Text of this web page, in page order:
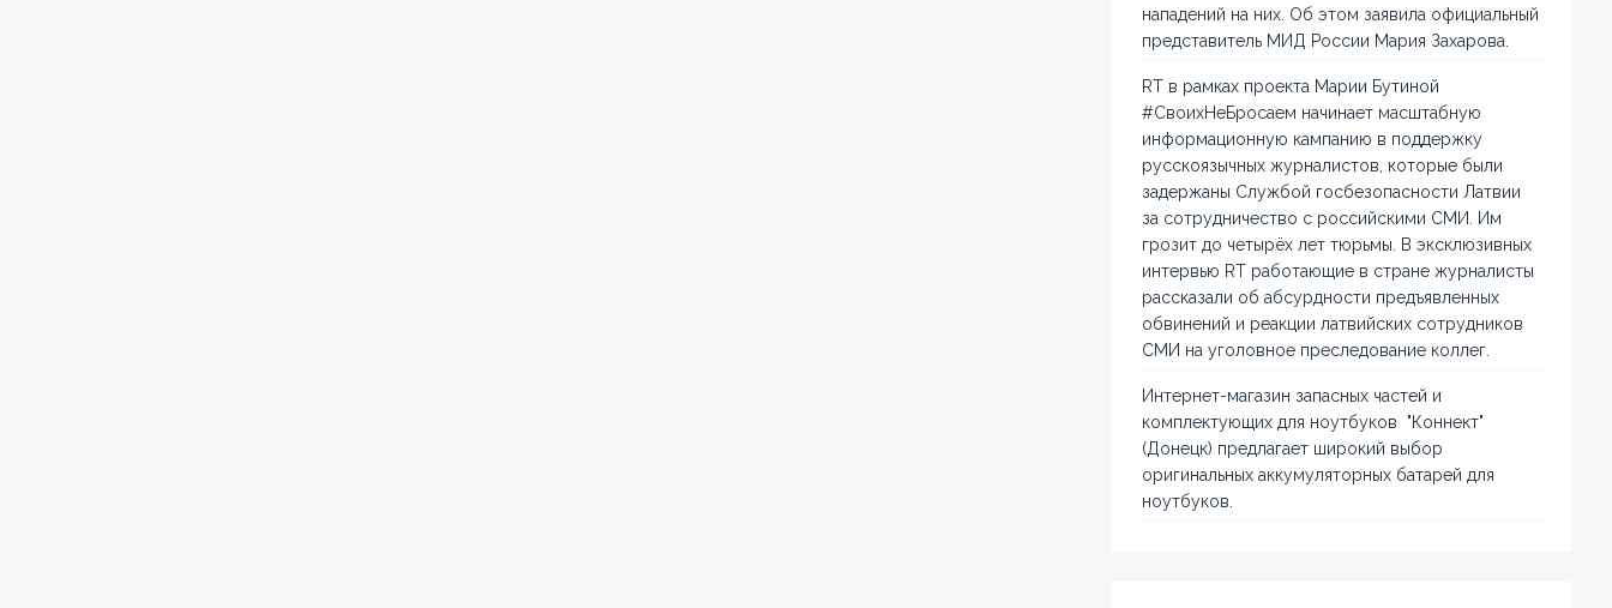
нападений на них. Об этом заявила официальный
представитель МИД России Мария Захарова.
RT в рамках проекта Марии Бутиной
#СвоихНеБросаем начинает масштабную
информационную кампанию в поддержку
русскоязычных журналистов, которые были
задержаны Службой госбезопасности Латвии
за сотрудничество с российскими СМИ. Им
грозит до четырёх лет тюрьмы. В эксклюзивных
интервью RT работающие в стране журналисты
рассказали об абсурдности предъявленных
обвинений и реакции латвийских сотрудников
СМИ на уголовное преследование коллег.
Интернет-магазин запасных частей и
комплектующих для ноутбуков "Коннект"
(Донецк) предлагает широкий выбор
оригинальных аккумуляторных батарей для
ноутбуков.